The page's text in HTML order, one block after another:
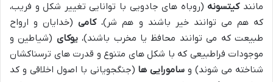
مانندکیتسونه (روباه های جادویی با توانایی تغییر شکل و فریب،
که هم می توانند خیر باشند و هم شر)،کامی(خدایان و ارواح
طبیعت که می توانند محافظ یا مخرب باشند)،یوکای (شیاطین و
موجودات فراطبیعی که با شکل های متنوع و قدرت های ترسناکشان
شناخته می شوند) و سامورایی ها (جنگجویانی با اصول اخلاقی و کد